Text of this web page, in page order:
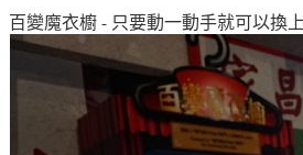
百變魔衣櫥 - 只要動一動手就可以換